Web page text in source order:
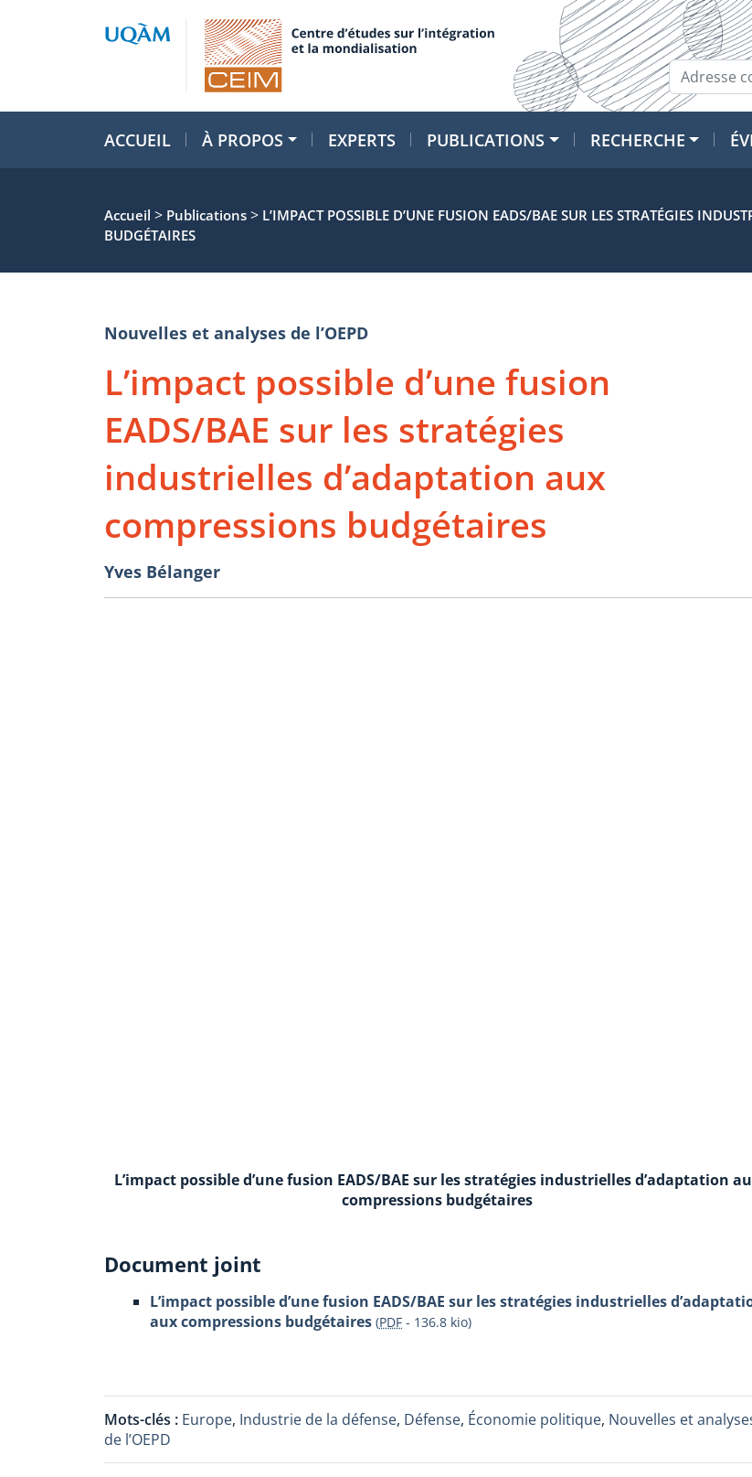
ACCUEIL À PROPOS EXPERTS PUBLICATIONS RECHERCHE
Accueil > Publications > L’IMPACT POSSIBLE D’UNE FUSION EADS/BAE SUR LES STRATÉGIES
BUDGÉTAIRES
Nouvelles et analyses de l’OEPD
L’impact possible d’une fusion
EADS/BAE sur les stratégies
industrielles d’adaptation aux
compressions budgétaires
Yves Bélanger
L’impact possible d’une fusion EADS/BAE sur les stratégies industrielles d’adaptation
compressions budgétaires
Document joint
L’impact possible d’une fusion EADS/BAE sur les stratégies industrielles
aux compressions budgétaires (PDF - 136.8 kio)
Mots-clés : Europe, Industrie de la défense, Défense, Économie politique, Nouvelles et
de l’OEPD